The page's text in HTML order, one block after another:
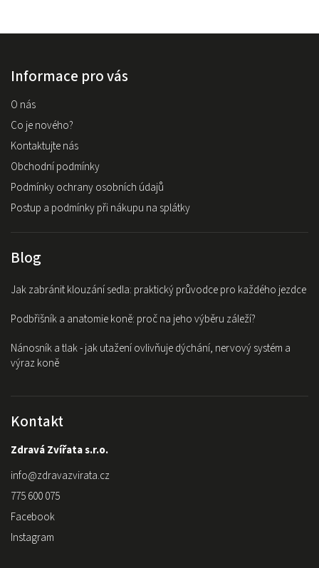
Informace pro vás
O nás
Co je nového?
Kontaktujte nás
Obchodní podmínky
Podmínky ochrany osobních údajů
Postup a podmínky při nákupu na splátky
Blog
Jak zabránit klouzání sedla: praktický průvodce pro každého jezdce
Podbřišník a anatomie koně: proč na jeho výběru záleží?
Nánosník a tlak - jak utažení ovlivňuje dýchání, nervový systém a
výraz koně
Kontakt
Zdravá Zvířata s.r.o.
info@zdravazvirata.cz
775 600 075
Facebook
Instagram